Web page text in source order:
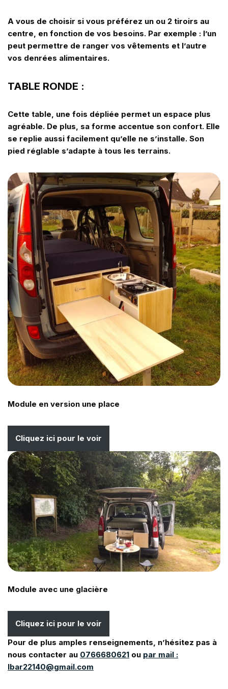
A vous de choisir si vous préférez un ou 2 tiroirs au
centre, en fonction de vos besoins. Par exemple : l’un
peut permettre de ranger vos vêtements et l’autre
vos denrées alimentaires.
TABLE RONDE :
Cette table, une fois dépliée permet un espace plus
agréable. De plus, sa forme accentue son confort. Elle
se replie aussi facilement qu’elle ne s’installe. Son
pied réglable s’adapte à tous les terrains.
Module en version une place
Cliquez ici pour le voir
Module avec une glacière
Cliquez ici pour le voir
Pour de plus amples renseignements, n’hésitez pas à
nous contacter au 0766680621 ou par mail :
lbar22140@gmail.com